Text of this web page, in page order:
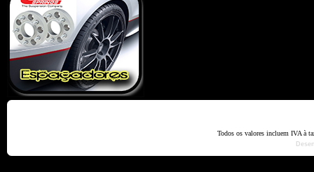
Todos os valores incluem IVA à